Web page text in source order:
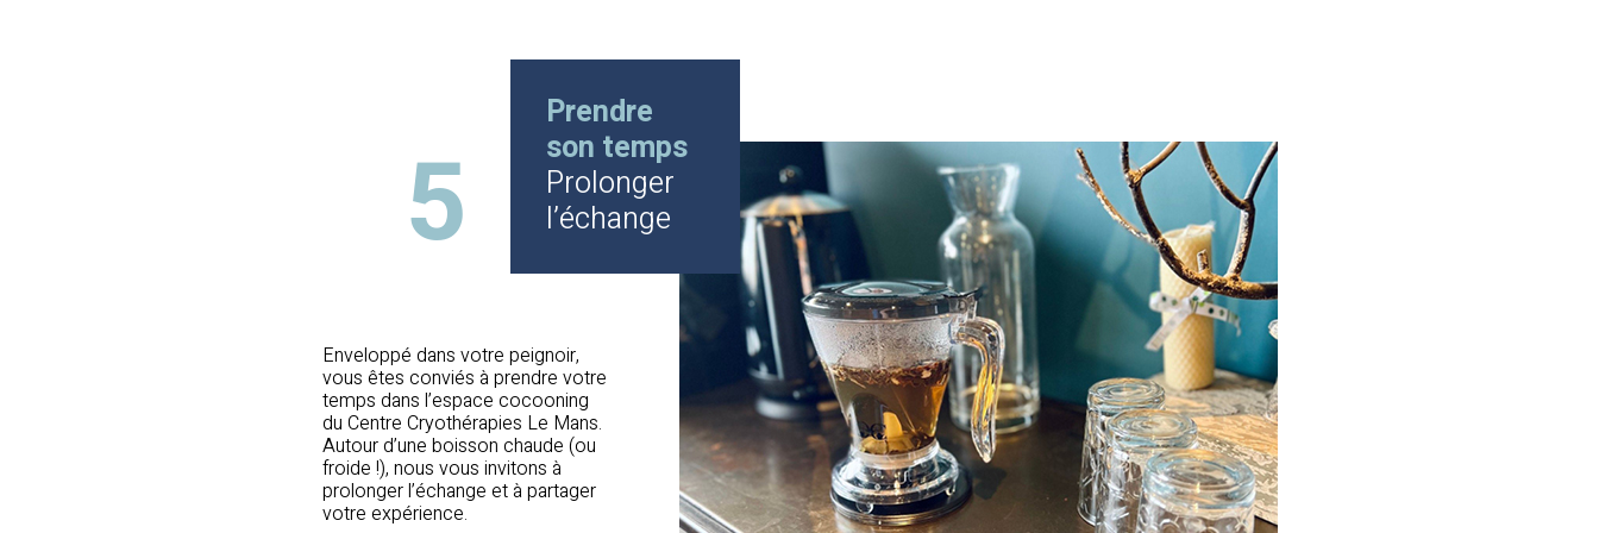
5
Prendre
son temps
Prolonger
l’échange
Enveloppé dans votre peignoir,
vous êtes conviés à prendre votre
temps dans l’espace cocooning
du Centre Cryothérapies Le Mans.
Autour d’une boisson chaude (ou
froide !), nous vous invitons à
prolonger l’échange et à partager
votre expérience.